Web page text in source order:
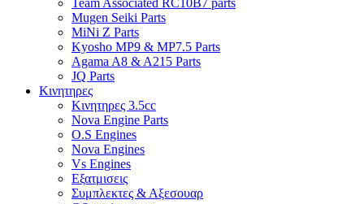
Mugen Seiki Parts
MiNi Z Parts
Kyosho MP9 & MP7.5 Parts
Agama A8 & A215 Parts
JQ Parts
Κινητηρες
Κινητηρες 3.5cc
Nova Engine Parts
O.S Engines
Nova Engines
Vs Engines
Εξατμισεις
Συμπλεκτες & Αξεσουαρ